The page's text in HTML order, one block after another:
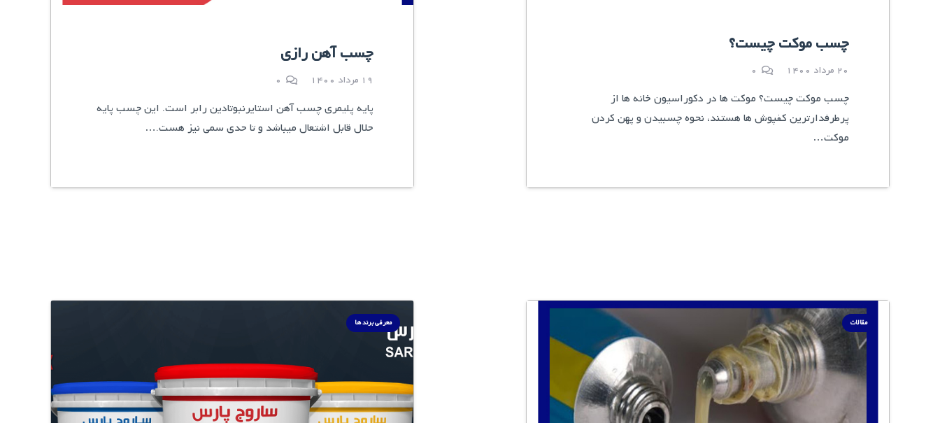
چسب موکت چیست؟
20 مرداد 1400 0
چسب موکت چیست؟ موکت ها در دکوراسیون خانه ها از
پرطرفدارترین کفپوش ها هستند، نحوه چسبیدن و پهن کردن
موکت…
چسب آهن رازی
19 مرداد 1400 0
پایه پلیمری چسب آهن استایرنبوتادین رابر است. این چسب پایه
حلال قابل اشتعال میباشد و تا حدی سمی نیز هست.…
مقالات معرفی برند ها